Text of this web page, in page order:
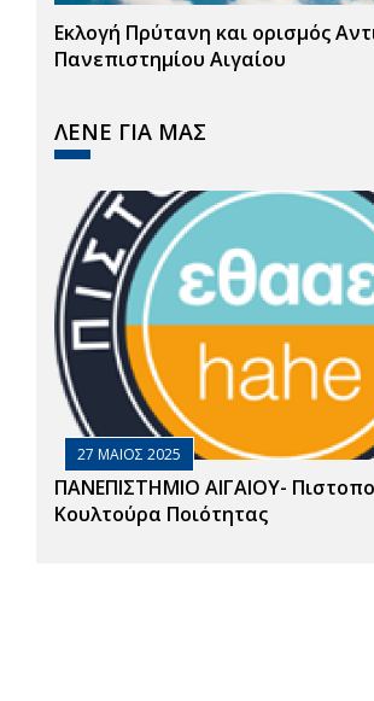
Εκλογή Πρύτανη και ορισμός
Πανεπιστημίου Αιγαίου
ΛΕΝΕ ΓΙΑ ΜΑΣ
27 ΜΑΙΟΣ 2025
ΠΑΝΕΠΙΣΤΗΜΙΟ ΑΙΓΑΙΟΥ-
Κουλτούρα Ποιότητας